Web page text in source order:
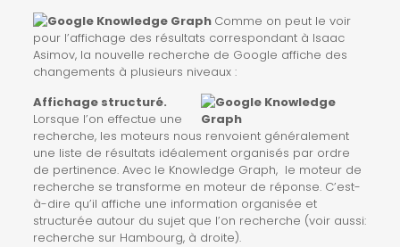
Comme on peut le voir
pour l’affichage des résultats correspondant à Isaac
Asimov, la nouvelle recherche de Google affiche des
changements à plusieurs niveaux :
Affichage structuré.
Lorsque l’on effectue une
recherche, les moteurs nous renvoient généralement
une liste de résultats idéalement organisés par ordre
de pertinence. Avec le Knowledge Graph, le moteur de
recherche se transforme en moteur de réponse. C’est-
à-dire qu’il affiche une information organisée et
structurée autour du sujet que l’on recherche (voir aussi:
recherche sur Hambourg, à droite).